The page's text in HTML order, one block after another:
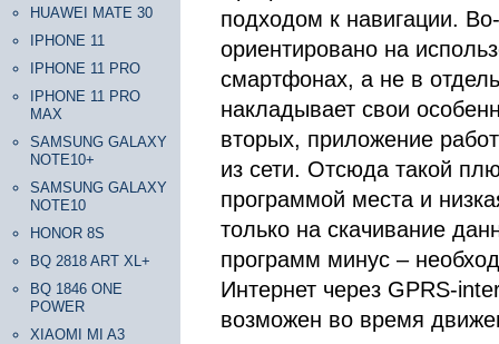
HUAWEI MATE 30
IPHONE 11
IPHONE 11 PRO
IPHONE 11 PRO
MAX
SAMSUNG GALAXY
NOTE10+
SAMSUNG GALAXY
NOTE10
HONOR 8S
BQ 2818 ART XL+
BQ 1846 ONE
POWER
XIAOMI MI A3
подходом к навигации.
ориентировано на
смартфонах, а не в
накладывает свои
вторых, приложение
из сети. Отсюда такой
программой места и
только на скачивание
программ минус –
Интернет через GPRS-
возможен во время